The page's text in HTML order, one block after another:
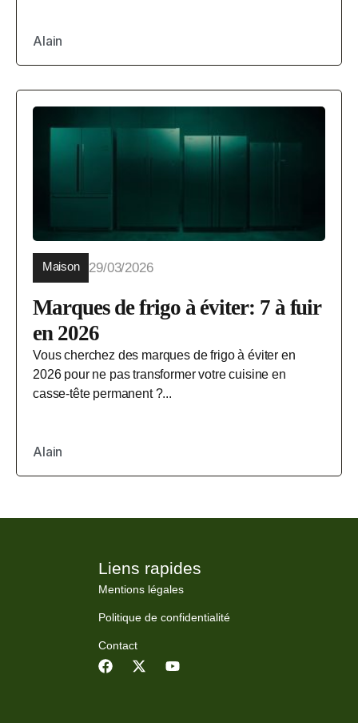
Alain
Maison 29/03/2026
Marques de frigo à éviter: 7 à fuir
en 2026
Vous cherchez des marques de frigo à éviter en
2026 pour ne pas transformer votre cuisine en
casse-tête permanent ?...
Alain
Liens rapides
Mentions légales
Politique de confidentialité
Contact